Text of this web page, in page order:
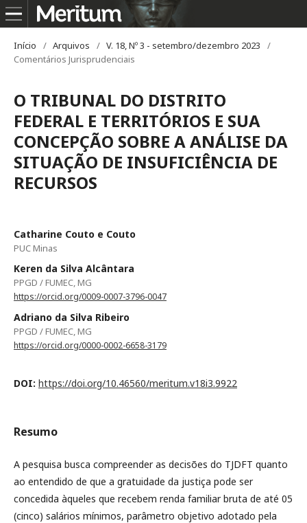
Início / Arquivos / V. 18, Nº 3 - setembro/dezembro 2023
/
Comentários Jurisprudenciais
O TRIBUNAL DO DISTRITO
FEDERAL E TERRITÓRIOS E SUA
CONCEPÇÃO SOBRE A ANÁLISE DA
SITUAÇÃO DE INSUFICIÊNCIA DE
RECURSOS
Catharine Couto e Couto
PUC Minas
Keren da Silva Alcântara
PPGD / FUMEC, MG
https://orcid.org/0009-0007-3796-0047
Adriano da Silva Ribeiro
PPGD / FUMEC, MG
https://orcid.org/0000-0002-6658-3179
DOI: https://doi.org/10.46560/meritum.v18i3.9922
Resumo
A pesquisa busca compreender as decisões do TJDFT quanto
ao entendido de que a gratuidade da justiça pode ser
concedida àqueles que recebem renda familiar bruta de até 05
(cinco) salários mínimos, parâmetro objetivo adotado pela